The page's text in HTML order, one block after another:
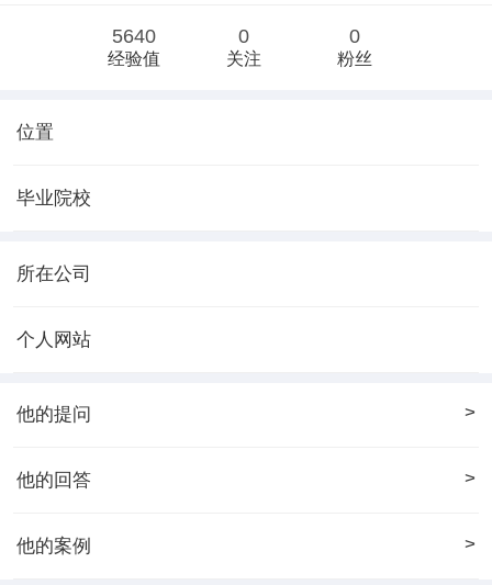
5640
经验值
0
关注
0
粉丝
位置
毕业院校
所在公司
个人网站
他的提问 >
他的回答 >
他的案例 >